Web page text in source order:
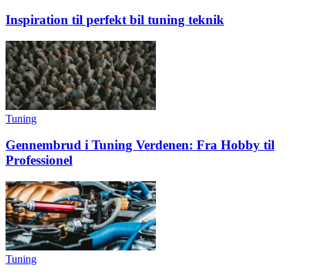
Inspiration til perfekt bil tuning teknik
Tuning
Gennembrud i Tuning Verdenen: Fra Hobby til
Professionel
Tuning